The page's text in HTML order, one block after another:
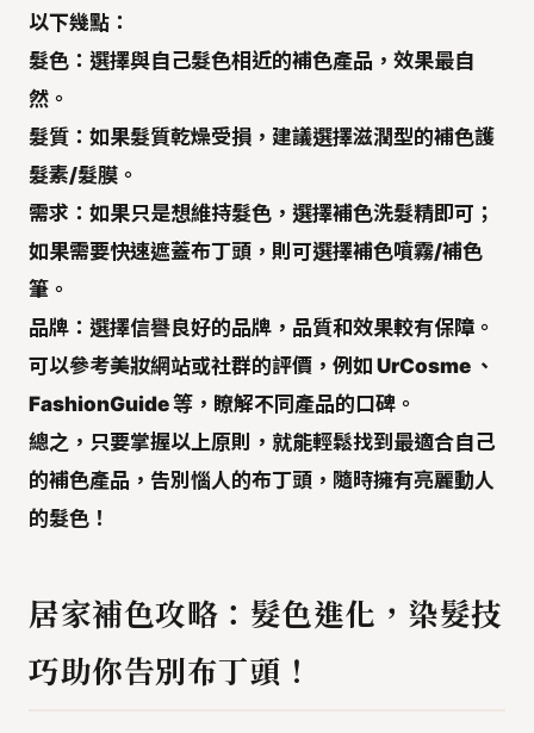
以下幾點：
髮色： 選擇與自己髮色相近的補色產品，效果最自
然。
髮質： 如果髮質乾燥受損，建議選擇滋潤型的補色護
髮素/髮膜 。
需求： 如果只是想維持髮色 ，選擇補色洗髮精即可；
如果需要快速遮蓋布丁頭 ，則可選擇補色噴霧/補色
筆 。
品牌： 選擇信譽良好的品牌，品質和效果較有保障。
可以參考美妝網站或社群的評價，例如 UrCosme 、
FashionGuide 等，瞭解不同產品的口碑。
總之，只要掌握以上原則，就能輕鬆找到最適合自己
的補色產品，告別惱人的布丁頭，隨時擁有亮麗動人
的髮色！
居家補色攻略：髮色進化，染髮技
巧助你告別布丁頭！